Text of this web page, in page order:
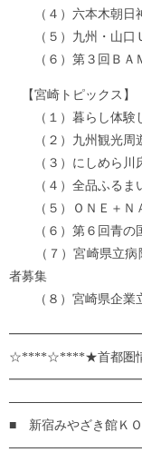
（４）六本木朝日
（５）九州・山口
（６）第３回ＢＡ
【宮崎トピックス】
（１）暮らし体験し
（２）九州観光周
（３）にしめら川
（４）全品ふるま
（５）ＯＮＥ＋ＮＡ
（６）第６回青の国
（７）宮崎県立病
者募集
（８）宮崎県企業
☆****☆****★首都
■ 新宿みやざき館Ｋ